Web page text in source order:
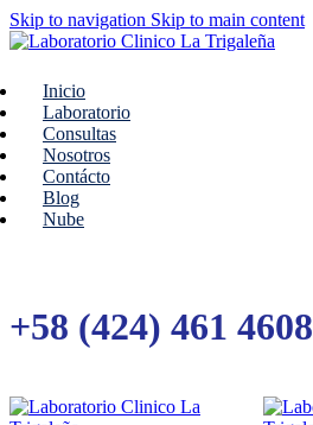
Skip to navigation Skip to main content
Inicio
Laboratorio
Consultas
Nosotros
Contácto
Blog
Nube
+58 (424) 461 4608